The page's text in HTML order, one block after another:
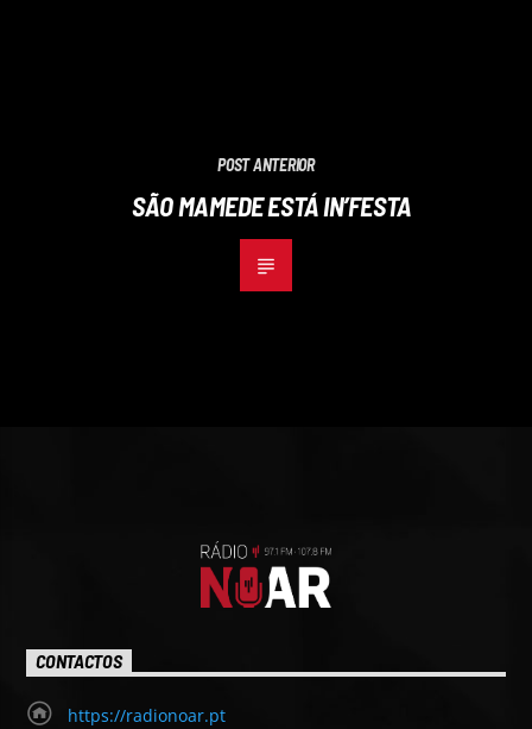
POST ANTERIOR
SÃO MAMEDE ESTÁ IN’FESTA
CONTACTOS
https://radionoar.pt